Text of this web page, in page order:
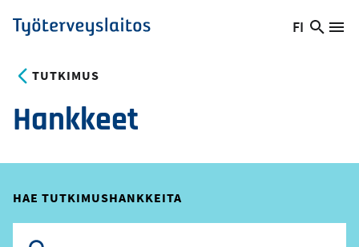
Hyppää
pääsisältöön
Työterveyslaitos
Vaihda
FI
Hae
TUTKIMUS
Hankkeet
HAE TUTKIMUSHANKKEITA